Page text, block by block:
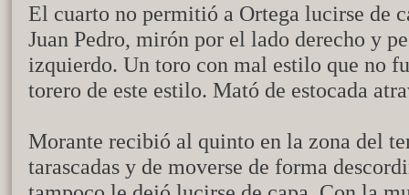
El cuarto no permitió a Ortega lucirse de
Juan Pedro, mirón por el lado derecho y
izquierdo. Un toro con mal estilo que no
torero de este estilo. Mató de estocada
Morante recibió al quinto en la zona del
tarascadas y de moverse de forma